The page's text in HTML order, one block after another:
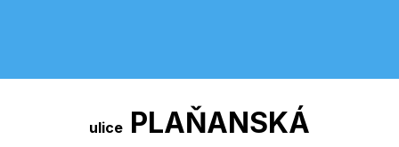
ulice PLAŇANSKÁ